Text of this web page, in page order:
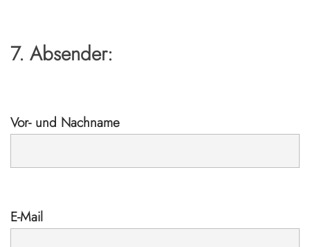
7. Absender:
Vor- und Nachname
E-Mail